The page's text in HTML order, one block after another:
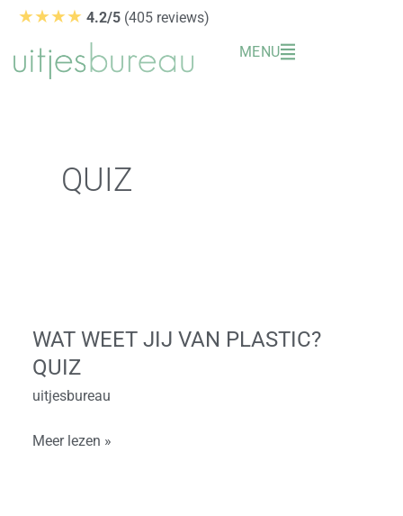
de
★★★★ 4.2/5 (405 reviews)
MENU
QUIZ
WAT WEET JIJ VAN PLASTIC?
QUIZ
uitjesbureau
jij
van
Plastic?
Meer lezen »